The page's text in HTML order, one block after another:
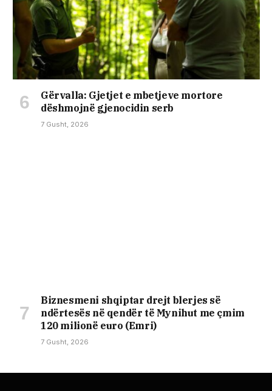
Gërvalla: Gjetjet e mbetjeve mortore
dëshmojnë gjenocidin serb
7 Gusht, 2026
Biznesmeni shqiptar drejt blerjes së
ndërtesës në qendër të Mynihut me çmim
120 milionë euro (Emri)
7 Gusht, 2026